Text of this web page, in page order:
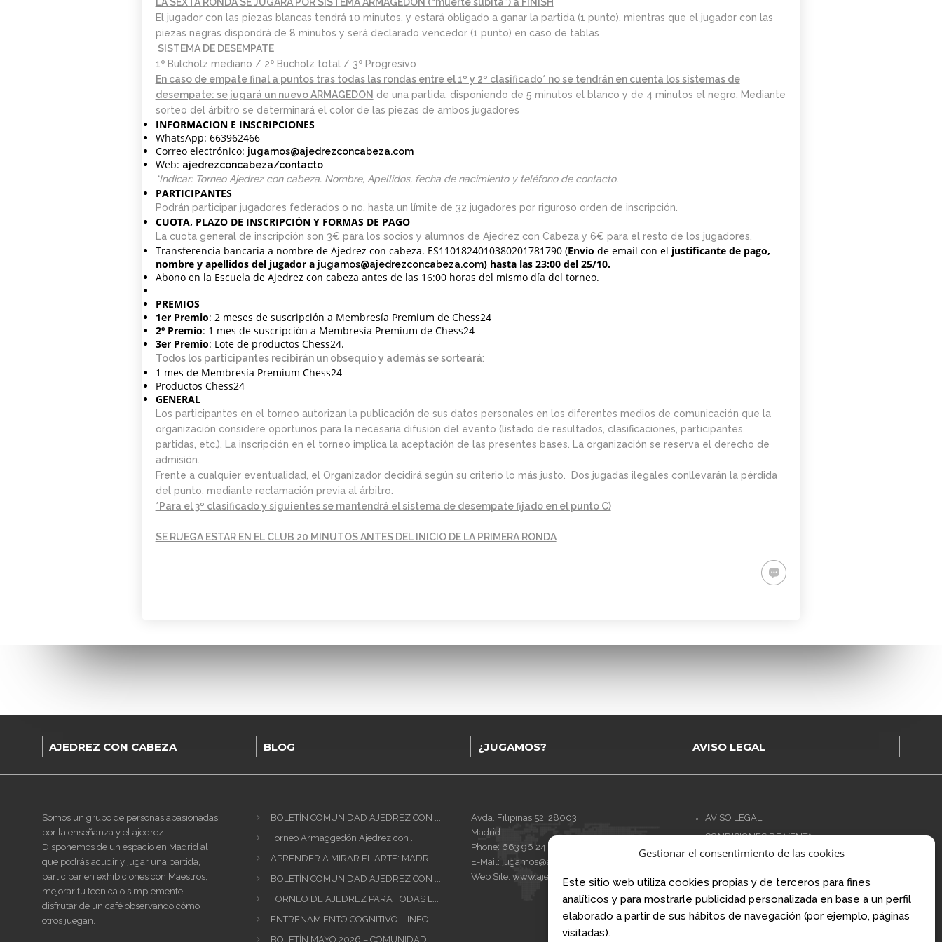
Gestionar el consentimiento de las cookies
Este sitio web utiliza cookies propias y de terceros para fines
analíticos y para mostrarle publicidad personalizada en base a un perfil
elaborado a partir de sus hábitos de navegación (por ejemplo, páginas
visitadas).
0. INICIO LA
SEMANA DEL 11 DE
MAYO
DE MARZO.
20.15H
El jugador con las piezas blancas tendrá 10 minutos, y estará obligado a ganar la partida (1 punto), mientras que el jugador con las
piezas negras dispondrá de 8 minutos y será declarado vencedor (1 punto) en caso de tablas
SISTEMA DE DESEMPATE
1º Bulcholz mediano / 2º Bucholz total / 3º Progresivo
En caso de empate final a puntos tras todas las rondas entre el 1º y 2º clasificado* no se tendrán en cuenta los sistemas de
desempate: se jugará un nuevoARMAGEDON de una partida, disponiendo de 5 minutos el blanco y de 4 minutos el negro. Mediante
sorteo del árbitro se determinará el color de las piezas de ambos jugadores
INFORMACION E INSCRIPCIONES
WhatsApp: 663962466
Correo electrónico: jugamos@ajedrezconcabeza.com
Web: ajedrezconcabeza/contacto
*Indicar: Torneo Ajedrez con cabeza. Nombre, Apellidos, fecha de nacimiento y teléfono de contacto.
PARTICIPANTES
Podrán participar jugadores federados o no, hasta un límite de 32 jugadores por riguroso orden de inscripción.
CUOTA, PLAZO DE INSCRIPCIÓN Y FORMAS DE PAGO
La cuota general de inscripción son 3€ para los socios y alumnos de Ajedrez con Cabeza y 6€ para el resto de los jugadores.
Transferencia bancaria a nombre de Ajedrez con cabeza. ES1101824010380201781790 (Envío de email con el justificante de pago,
nombre y apellidos del jugador a jugamos@ajedrezconcabeza.com) hasta las 23:00 del 25/10.
Abono en la Escuela de Ajedrez con cabeza antes de las 16:00 horas del mismo día del torneo.
PREMIOS
1er Premio: 2 meses de suscripción a Membresía Premium de Chess24
2º Premio: 1 mes de suscripción a Membresía Premium de Chess24
3er Premio: Lote de productos Chess24.
Todos los participantes recibirán un obsequio y además se sorteará:
1 mes de Membresía Premium Chess24
Productos Chess24
GENERAL
Los participantes en el torneo autorizan la publicación de sus datos personales en los diferentes medios de comunicación que la
organización considere oportunos para la necesaria difusión del evento (listado de resultados, clasificaciones, participantes,
partidas, etc.). La inscripción en el torneo implica la aceptación de las presentes bases. La organización se reserva el derecho de
admisión.
Frente a cualquier eventualidad, el Organizador decidirá según su criterio lo más justo. Dos jugadas ilegales conllevarán la pérdida
del punto, mediante reclamación previa al árbitro.
*Para el 3º clasificado y siguientes se mantendrá el sistema de desempate fijado en el punto C)
SE RUEGA ESTAR EN EL CLUB 20 MINUTOS ANTES DEL INICIO DE LA PRIMERA RONDA
AJEDREZ CON CABEZA
Somos un grupo de personas apasionadas
por la enseñanza y el ajedrez.
Disponemos de un espacio en Madrid al
que podrás acudir y jugar una partida,
participar en exhibiciones con Maestros,
mejorar tu tecnica o simplemente
disfrutar de un café observando cómo
otros juegan.
BLOG
BOLETÍN COMUNIDAD AJEDREZ CON ...
Torneo Armaggedón Ajedrez con ...
APRENDER A MIRAR EL ARTE: MADR...
BOLETÍN COMUNIDAD AJEDREZ CON ...
TORNEO DE AJEDREZ PARA TODAS L...
ENTRENAMIENTO COGNITIVO – INFO...
BOLETÍN MAYO 2026 – COMUNIDAD ...
¿JUGAMOS?
Avda. Filipinas 52, 28003
Madrid
Phone: 663 96 24 66
E-Mail: jugamos@ajedrezconcabeza.com
Web Site: www.ajedrezconcabeza.com
AVISO LEGAL
AVISO LEGAL
CONDICIONES DE VENTA
POLÍTICA DE PRIVACIDAD
NORMATIVA AJEDREZ CON CABEZA
Financiado por la Unión Europea – NextGenerationEU